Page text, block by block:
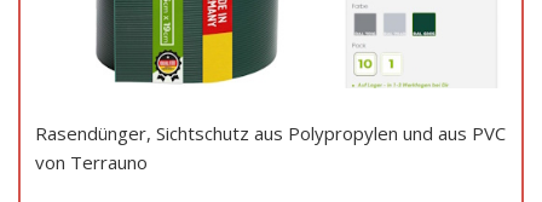
Rasendünger, Sichtschutz aus Polypropylen und aus PVC
von Terrauno